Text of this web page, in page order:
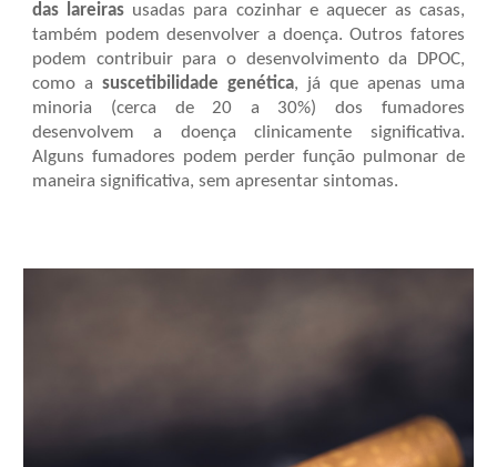
das lareiras usadas para cozinhar e aquecer as casas,
também podem desenvolver a doença. Outros fatores
podem contribuir para o desenvolvimento da
DPOC,
como asuscetibilidade genética, já que apenas uma
minoria (cerca de 20 a 30%) dos fumadores
desenvolvem a doença clinicamente significativa.
Alguns fumadores podem perder função pulmonar de
maneira significativa, sem apresentar sintomas.